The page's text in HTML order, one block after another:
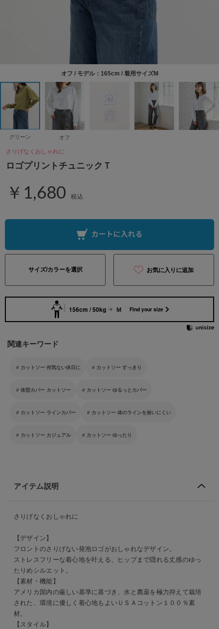
オフ / モデル：165cm / 着用サイズM
グリーン オフ
さりげなくおしゃれに
ロゴプリントチュニックＴ
￥1,680 税込
サイズ/カラーを選択 お気に入りに追加
156cm / 50kg Ｍ Find your size
関連キーワード
カットソー 何気ない休日に カットソー すっきり
体型カバー カットソー カットソー ゆるっとカバー
カットソー ラインカバー カットソー 体のラインを拾いにくい
カットソー カジュアル カットソー ゆったり
アイテム説明
さりげなくおしゃれに
【デザイン】
フロントのさりげない発泡ロゴがおしゃれなデザイン。
ストレスフリーな着心地を叶える、ヒップまで隠れる丈感のゆっ
たりめシルエット。
【素材・機能】
アメリカ国内の厳しい基準に基づき、水と農薬を極力抑えて栽培
された、環境に優しく着心地もよいＵＳＡコットン１００％素
材。
【スタイル】